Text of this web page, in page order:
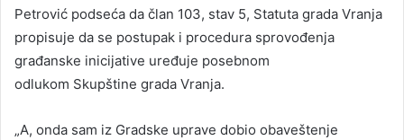
Petrović podseća da član 103, stav 5, Statuta grada Vranja
propisuje da se postupak i procedura sprovođenja
građanske inicijative uređuje posebnom
odlukom Skupštine grada Vranja.
„A, onda sam iz Gradske uprave dobio obaveštenje